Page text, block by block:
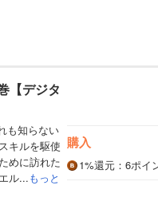
【デジタ
も知らない
キルを駆使
めに訪れた
ル...もっと
購入
1%還元 ：6ポイ